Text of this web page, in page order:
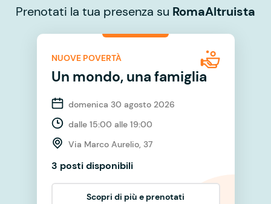
Prenotati la tua presenza su RomaAltruista
NUOVE POVERTÀ
Un mondo, una famiglia
domenica 30 agosto 2026
dalle 15:00 alle 19:00
Via Marco Aurelio, 37
3 posti disponibili
Scopri di più e prenotati